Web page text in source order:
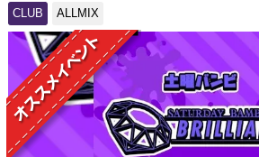
CLUB ALLMIX